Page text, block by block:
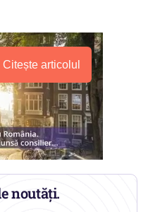
Citește articolul
noutăți.